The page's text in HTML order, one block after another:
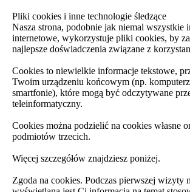
Pliki cookies i inne technologie śledzące
Nasza strona, podobnie jak niemal wszystkie
internetowe, wykorzystuje pliki cookies, by
najlepsze doświadczenia związane z
Cookies to niewielkie informacje tekstowe,
Twoim urządzeniu końcowym (np.
smartfonie), które mogą być odczytywane
teleinformatyczny.
Cookies można podzielić na cookies własne
podmiotów trzecich.
Więcej szczegółów znajdziesz poniżej.
Zgoda na cookies. Podczas pierwszej wizyty